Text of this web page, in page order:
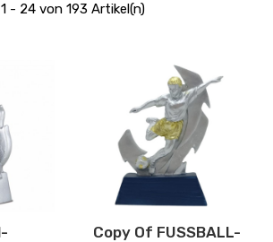
1 - 24 von 193 Artikel(n)
Copy Of FUSSBALL-